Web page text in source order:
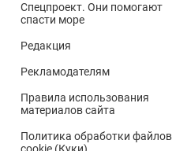
Спецпроект. Они помогают
спасти море
Редакция
Рекламодателям
Правила использования
материалов сайта
Политика обработки файлов